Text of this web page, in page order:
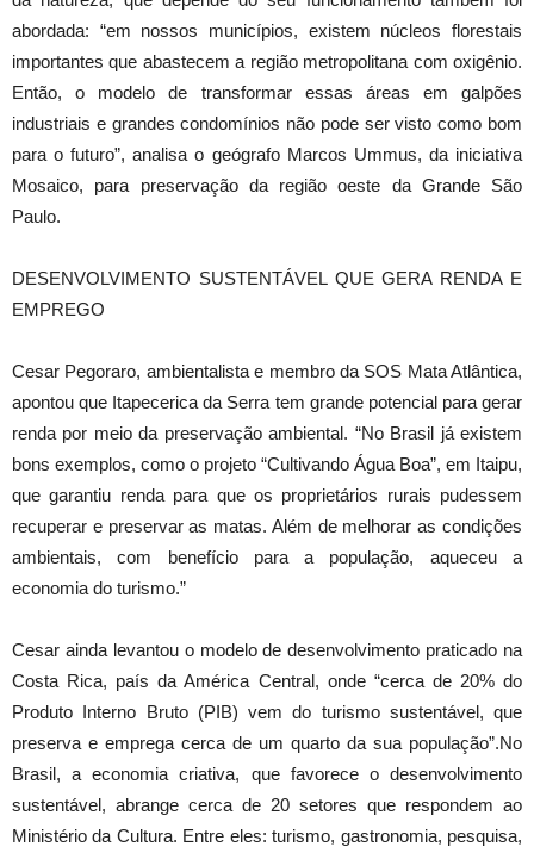
abordada: “em nossos municípios, existem núcleos florestais
importantes que abastecem a região metropolitana com oxigênio.
Então, o modelo de transformar essas áreas em galpões
industriais e grandes condomínios não pode ser visto como bom
para o futuro”, analisa o geógrafo Marcos Ummus, da iniciativa
Mosaico, para preservação da região oeste da Grande São
Paulo.
DESENVOLVIMENTO SUSTENTÁVEL QUE GERA RENDA E
EMPREGO
Cesar Pegoraro, ambientalista e membro da SOS Mata Atlântica,
apontou que Itapecerica da Serra tem grande potencial para gerar
renda por meio da preservação ambiental. “No Brasil já existem
bons exemplos, como o projeto “Cultivando Água Boa”, em Itaipu,
que garantiu renda para que os proprietários rurais pudessem
recuperar e preservar as matas. Além de melhorar as condições
ambientais, com benefício para a população, aqueceu a
economia do turismo.”
Cesar ainda levantou o modelo de desenvolvimento praticado na
Costa Rica, país da América Central, onde “cerca de 20% do
Produto Interno Bruto (PIB) vem do turismo sustentável, que
preserva e emprega cerca de um quarto da sua população”.No
Brasil, a economia criativa, que favorece o desenvolvimento
sustentável, abrange cerca de 20 setores que respondem ao
Ministério da Cultura. Entre eles: turismo, gastronomia, pesquisa,